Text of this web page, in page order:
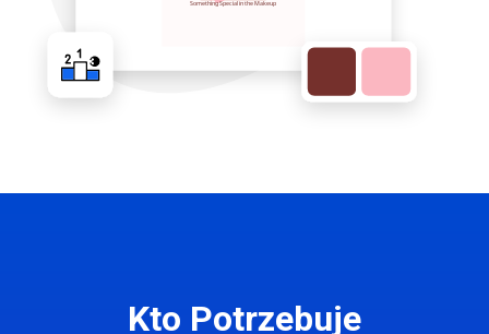
Kto Potrzebuje